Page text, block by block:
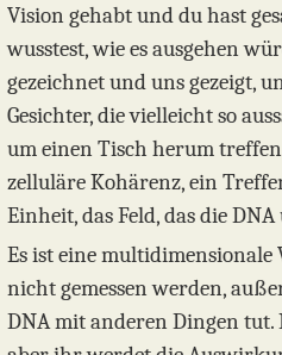
Vision gehabt und du hast
wusstest, wie es ausgehen
gezeichnet und uns gezeigt,
Gesichter, die vielleicht so
um einen Tisch herum
zelluläre Kohärenz, ein
Einheit, das Feld, das die
Es ist eine
nicht gemessen werden,
DNA mit anderen Dingen